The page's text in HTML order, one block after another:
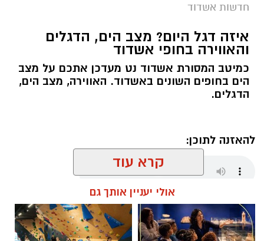
שוטרי תחנת אשדוד פתחו במהלך הלילה בחקירה
בעקבות דיווח על אירוע ירי שאירע בעיר אשדוד,
שבמהלכו נפצע אדם באורח קל.
השוטרים לאתר ולעצור חמישה חשודים, אשר
הועברו להמשך טיפול וחקירה בתחנת המשטרה.
חדשות אשדוד
איזה דגל היום? מצב הים, הדגלים
והאווירה בחופי אשדוד
כמיטב המסורת אשדוד נט מעדכן אתכם על מצב
הים בחופים השונים באשדוד. האווירה, מצב הים,
הדגלים.
להאזנה לתוכן:
מנהל האתר / 06:00 09.08.26
קרא עוד
אולי יעניין אותך גם